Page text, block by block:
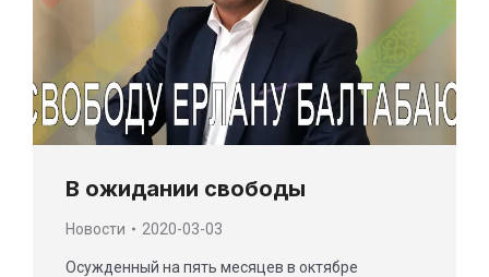
В ожидании свободы
Новости 2020-03-03
Осужденный на пять месяцев в октябре